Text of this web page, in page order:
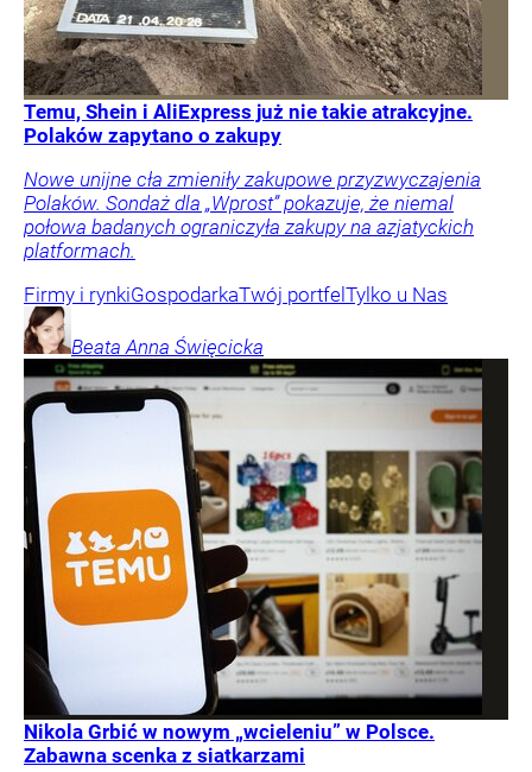
Temu, Shein i AliExpress już nie takie atrakcyjne.
Polaków zapytano o zakupy
Nowe unijne cła zmieniły zakupowe przyzwyczajenia
Polaków. Sondaż dla „Wprost” pokazuje, że niemal
połowa badanych ograniczyła zakupy na azjatyckich
platformach.
Firmy i rynkiGospodarkaTwój portfel Tylko u Nas
Beata Anna Święcicka
Nikola Grbić w nowym „wcieleniu” w Polsce.
Zabawna scenka z siatkarzami